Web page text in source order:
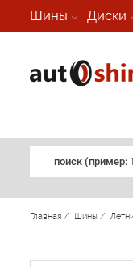
Шины Диски
поиск (примеp:
Главная / Шины /